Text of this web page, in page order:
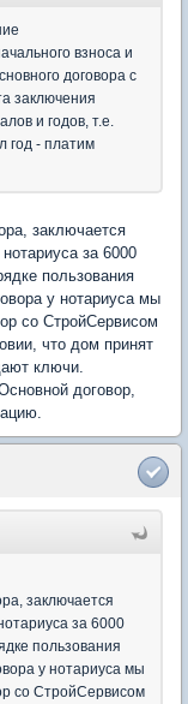
взноса и
договора с
заключения
и годов, т.е.
год - платим
заключается
за 6000
пользования
у нотариуса мы
со СтройСервисом
что дом принят
ключи.
договор,
заключается
за 6000
пользования
у нотариуса мы
со СтройСервисом